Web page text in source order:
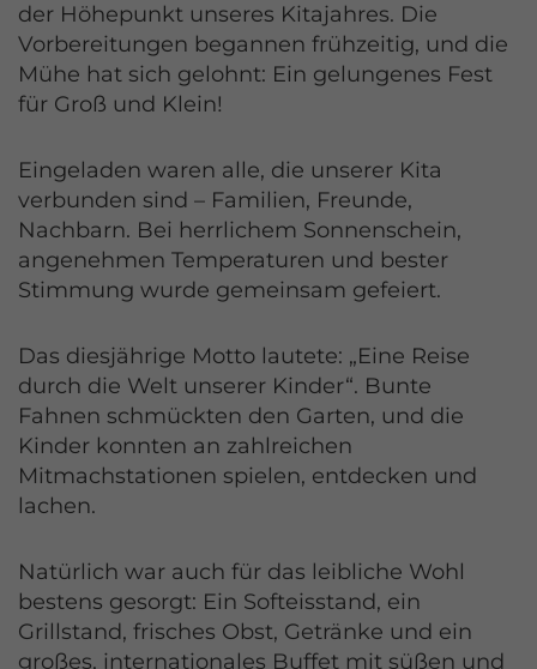
der Höhepunkt unseres Kitajahres. Die
Vorbereitungen begannen frühzeitig, und die
Mühe hat sich gelohnt: Ein gelungenes Fest
für Groß und Klein!
Eingeladen waren alle, die unserer Kita
verbunden sind – Familien, Freunde,
Nachbarn. Bei herrlichem Sonnenschein,
angenehmen Temperaturen und bester
Stimmung wurde gemeinsam gefeiert.
Das diesjährige Motto lautete: „Eine Reise
durch die Welt unserer Kinder“. Bunte
Fahnen schmückten den Garten, und die
Kinder konnten an zahlreichen
Mitmachstationen spielen, entdecken und
lachen.
Natürlich war auch für das leibliche Wohl
bestens gesorgt: Ein Softeisstand, ein
Grillstand, frisches Obst, Getränke und ein
großes, internationales Buffet mit süßen und